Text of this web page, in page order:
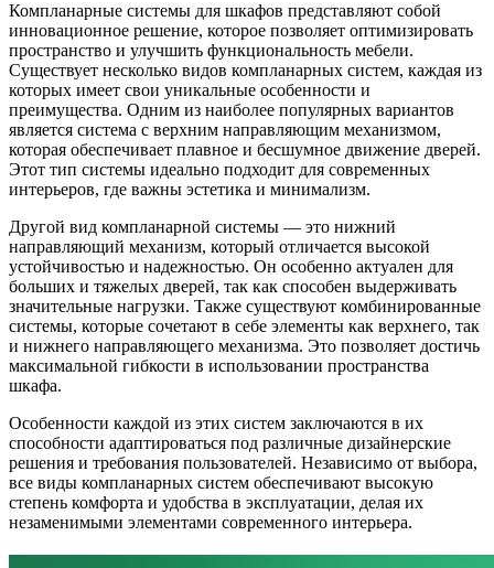
Компланарные системы для шкафов представляют собой
инновационное решение, которое позволяет оптимизировать
пространство и улучшить функциональность мебели.
Существует несколько видов компланарных систем, каждая из
которых имеет свои уникальные особенности и
преимущества. Одним из наиболее популярных вариантов
является система с верхним направляющим механизмом,
которая обеспечивает плавное и бесшумное движение дверей.
Этот тип системы идеально подходит для современных
интерьеров, где важны эстетика и минимализм.
Другой вид компланарной системы — это нижний
направляющий механизм, который отличается высокой
устойчивостью и надежностью. Он особенно актуален для
больших и тяжелых дверей, так как способен выдерживать
значительные нагрузки. Также существуют комбинированные
системы, которые сочетают в себе элементы как верхнего, так
и нижнего направляющего механизма. Это позволяет достичь
максимальной гибкости в использовании пространства
шкафа.
Особенности каждой из этих систем заключаются в их
способности адаптироваться под различные дизайнерские
решения и требования пользователей. Независимо от выбора,
все виды компланарных систем обеспечивают высокую
степень комфорта и удобства в эксплуатации, делая их
незаменимыми элементами современного интерьера.